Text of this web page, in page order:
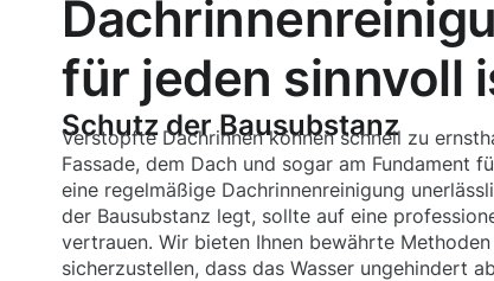
für jeden sinnvoll
Schutz der Bausubstanz
Verstopfte Dachrinnen können schnell zu
Fassade, dem Dach und sogar am Fundament
eine regelmäßige Dachrinnenreinigung
der Bausubstanz legt, sollte auf eine
vertrauen. Wir bieten Ihnen bewährte
sicherzustellen, dass das Wasser ungehindert